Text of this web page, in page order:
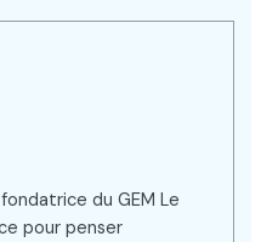
du GEM Le
pour penser